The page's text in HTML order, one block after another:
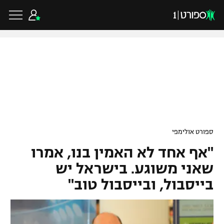
גביע הטוטו
ליגיונרים
גביע המדינה
ליגת האלופות
ליגה אירופית
ליגה אנגלית
כדורסל ישראלי
ליגת ווינר סל
ליגה לאומית
כדורסל עולמי
NBA
ספורט אולימפי
"אף אחד לא האמין בנו, אמרו
שאני משוגע. בישראל יש
בייסבול, ובייסבול טוב"